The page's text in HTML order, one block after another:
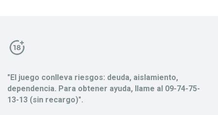
"El juego conlleva riesgos: deuda, aislamiento,
dependencia. Para obtener ayuda, llame al 09-74-75-
13-13 (sin recargo)".